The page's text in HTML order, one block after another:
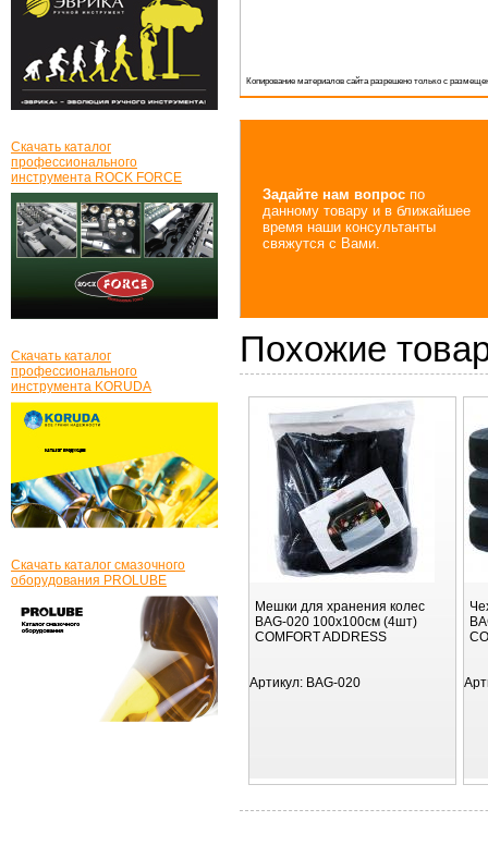
Копирование материалов сайта разрешено только с
Задайте нам вопрос по
данному товару и в ближайшее
время наши консультанты
свяжутся с Вами.
Похожие
Мешки для хранения колес
BAG-020 100х100см (4шт)
COMFORT ADDRESS
Артикул: BAG-020
Скачать каталог
профессионального
инструмента ROCK FORCE
Скачать каталог
профессионального
инструмента KORUDA
Скачать каталог смазочного
оборудования PROLUBE